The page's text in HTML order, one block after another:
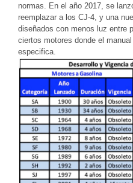
normas. En el año 2017, se
reemplazar a los CJ-4, y una
diseñados con menos luz entre
ciertos motores donde el
especifica.